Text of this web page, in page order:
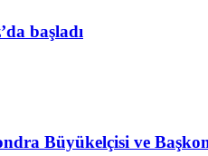
başladı
Büyükelçisi ve